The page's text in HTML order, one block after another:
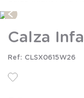
Calza
CLSX0615W26
3.
zapatillas
4.
body